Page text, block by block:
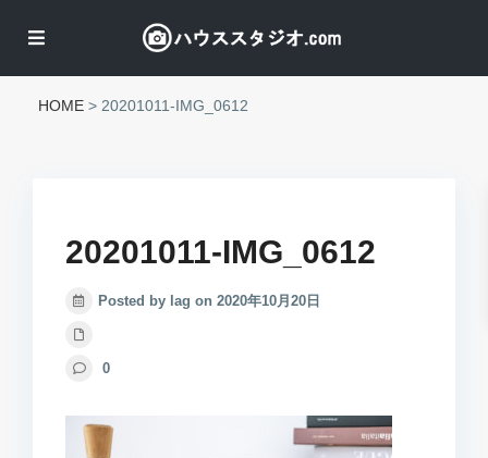
HOME > 20201011-IMG_0612
20201011-IMG_0612
Posted by lag on 2020年10月20日
0